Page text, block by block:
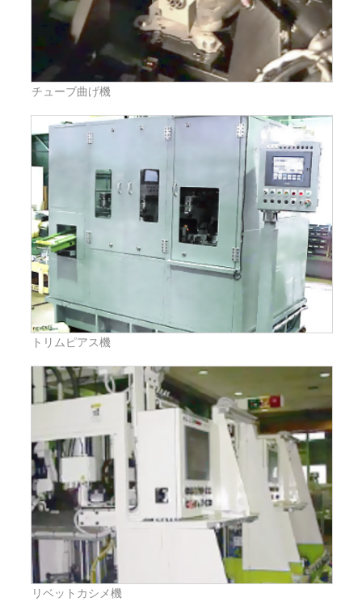
チューブ曲げ機
トリムピアス機
リベットカシメ機